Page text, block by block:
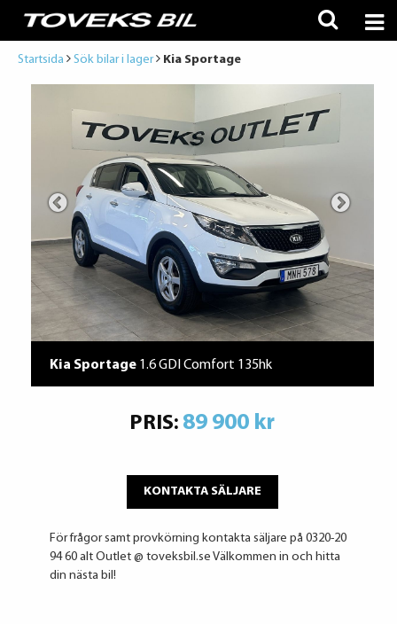
Startsida Sök bilar i lager Kia Sportage
Kia Sportage 1.6 GDI Comfort 135hk
PRIS: 89 900 kr
KONTAKTA SÄLJARE
För frågor samt provkörning kontakta säljare på 0320-20
94 60 alt Outlet @ toveksbil.se Välkommen in och hitta
din nästa bil!